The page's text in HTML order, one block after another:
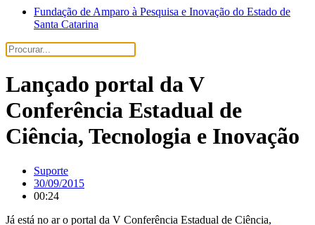
Fundação de Amparo à Pesquisa e Inovação do Estado de
Santa Catarina
Lançado portal da V
Conferência Estadual de
Ciência, Tecnologia e Inovação
Suporte
30/09/2015
00:24
Já está no ar o portal da V Conferência Estadual de Ciência,